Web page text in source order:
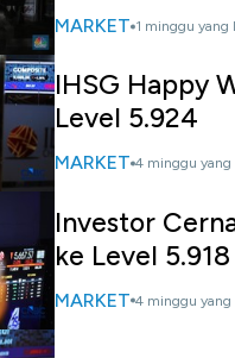
MARKET 1 minggu yang
IHSG Happy
Level 5.924
MARKET 4 minggu yang
Investor
ke Level 5.918
MARKET 4 minggu yang